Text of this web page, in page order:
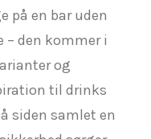
på en bar uden
– den kommer i
og
til drinks
siden samlet en